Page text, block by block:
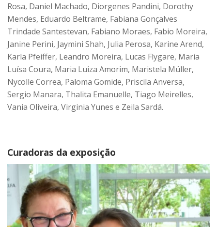
Rosa, Daniel Machado, Diorgenes Pandini, Dorothy
Mendes, Eduardo Beltrame, Fabiana Gonçalves
Trindade Santestevan, Fabiano Moraes, Fabio Moreira,
Janine Perini, Jaymini Shah, Julia Perosa, Karine Arend,
Karla Pfeiffer, Leandro Moreira, Lucas Flygare, Maria
Luísa Coura, Maria Luiza Amorim, Maristela Müller,
Nycolle Correa, Paloma Gomide, Priscila Anversa,
Sergio Manara, Thalita Emanuelle, Tiago Meirelles,
Vania Oliveira, Virginia Yunes e Zeila Sardá.
Curadoras da exposição